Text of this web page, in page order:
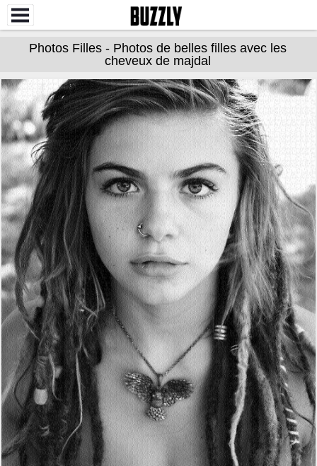
Photos Filles - Photos de belles filles avec les
cheveux de majdal